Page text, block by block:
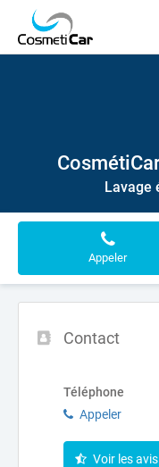
Lavage
Appeler
Contact
Téléphone
Appeler
Voir les avis